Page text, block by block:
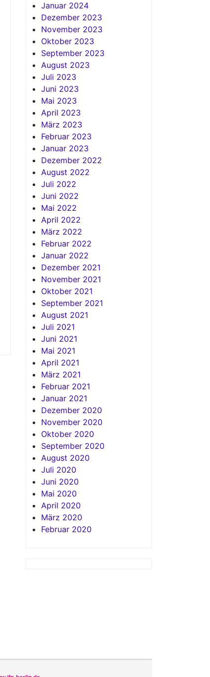
Januar 2024
Dezember 2023
November 2023
Oktober 2023
September 2023
August 2023
Juli 2023
Juni 2023
Mai 2023
April 2023
März 2023
Februar 2023
Januar 2023
Dezember 2022
August 2022
Juli 2022
Juni 2022
Mai 2022
April 2022
März 2022
Februar 2022
Januar 2022
Dezember 2021
November 2021
Oktober 2021
September 2021
August 2021
Juli 2021
Juni 2021
Mai 2021
April 2021
März 2021
Februar 2021
Januar 2021
Dezember 2020
November 2020
Oktober 2020
September 2020
August 2020
Juli 2020
Juni 2020
Mai 2020
April 2020
März 2020
Februar 2020